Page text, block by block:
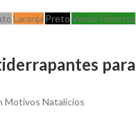
Laranja PretoVerde Floresta
Motivos Natalícios